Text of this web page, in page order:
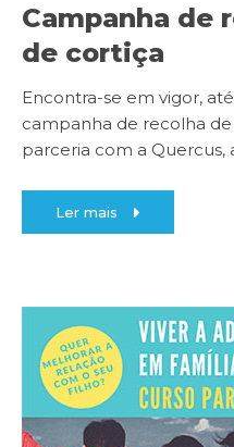
Campanha de
de cortiça
Encontra-se em vigor,
campanha de recolha
parceria com a Quercus,
Ler mais